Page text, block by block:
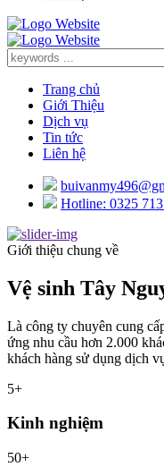
Trang chủ
Giới Thiệu
Dịch vụ
Tin tức
Liên hệ
Hotline: 0325
Giới thiệu chung về
Vệ sinh Tây
Là công ty chuyên cung
ứng nhu cầu hơn 2.000
khách hàng sử dụng dịch
5+
Kinh nghiệm
50+